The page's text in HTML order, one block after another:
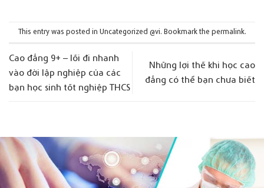
This entry was posted in Uncategorized @vi. Bookmark the permalink.
Cao đẳng 9+ – lối đi nhanh
vào đời lập nghiệp của các
bạn học sinh tốt nghiệp THCS
Những lợi thế khi học cao
đẳng có thể bạn chưa biết